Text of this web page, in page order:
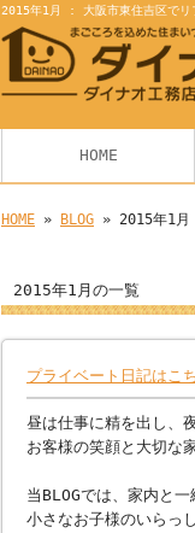
2015年1月 : 大阪市東住吉区でリ
HOME
HOME » BLOG » 2015年1月
2015年1月の一覧
プライベート日記はこ
昼は仕事に精を出し、
お客様の笑顔と大切な
当BLOGでは、家内と
小さなお子様のいらっ